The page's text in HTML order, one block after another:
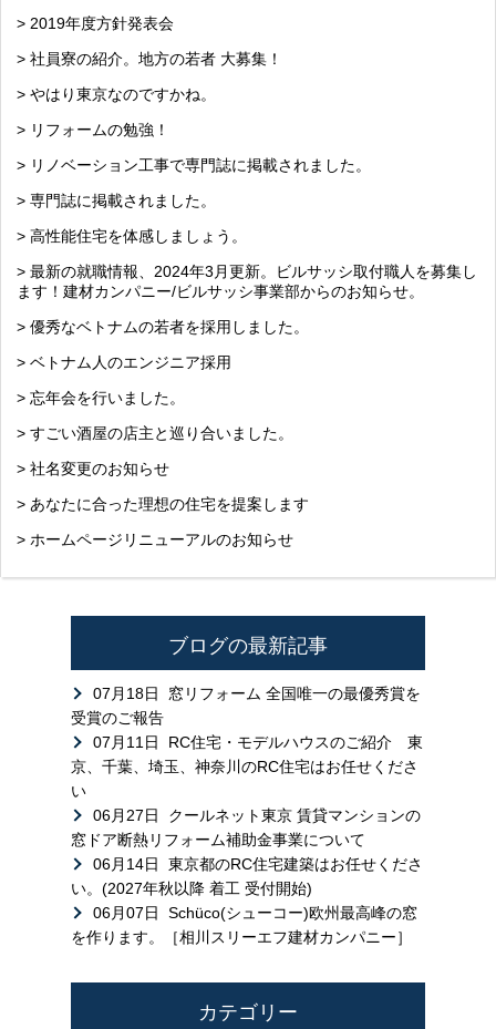
> 2019年度方針発表会
> 社員寮の紹介。地方の若者 大募集！
> やはり東京なのですかね。
> リフォームの勉強！
> リノベーション工事で専門誌に掲載されました。
> 専門誌に掲載されました。
> 高性能住宅を体感しましょう。
> 最新の就職情報、2024年3月更新。ビルサッシ取付職人を募集し
ます！建材カンパニー/ビルサッシ事業部からのお知らせ。
> 優秀なベトナムの若者を採用しました。
> ベトナム人のエンジニア採用
> 忘年会を行いました。
> すごい酒屋の店主と巡り合いました。
> 社名変更のお知らせ
> あなたに合った理想の住宅を提案します
> ホームページリニューアルのお知らせ
ブログの最新記事
07月18日
窓リフォーム 全国唯一の最優秀賞を
受賞のご報告
07月11日
RC住宅・モデルハウスのご紹介 東
京、千葉、埼玉、神奈川のRC住宅はお任せくださ
い
06月27日
クールネット東京 賃貸マンションの
窓ドア断熱リフォーム補助金事業について
06月14日
東京都のRC住宅建築はお任せくださ
い。(2027年秋以降 着工 受付開始)
06月07日
Schüco(シューコー)欧州最高峰の窓
を作ります。［相川スリーエフ建材カンパニー］
カテゴリー